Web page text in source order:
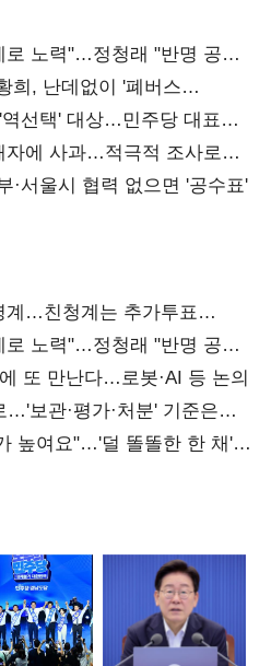
로 노력"…정청래 "반명 공세
희, 난데없이 '폐버스
선택' 대상…민주당 대표로
자에 사과…적극적 조사로
·서울시 협력 없으면 '공수표'
계…친청계는 추가투표
로 노력"…정청래 "반명 공세
또 만난다…로봇·AI 등 논의
보관·평가·처분' 기준은
높여요"…'덜 똘똘한 한 채'